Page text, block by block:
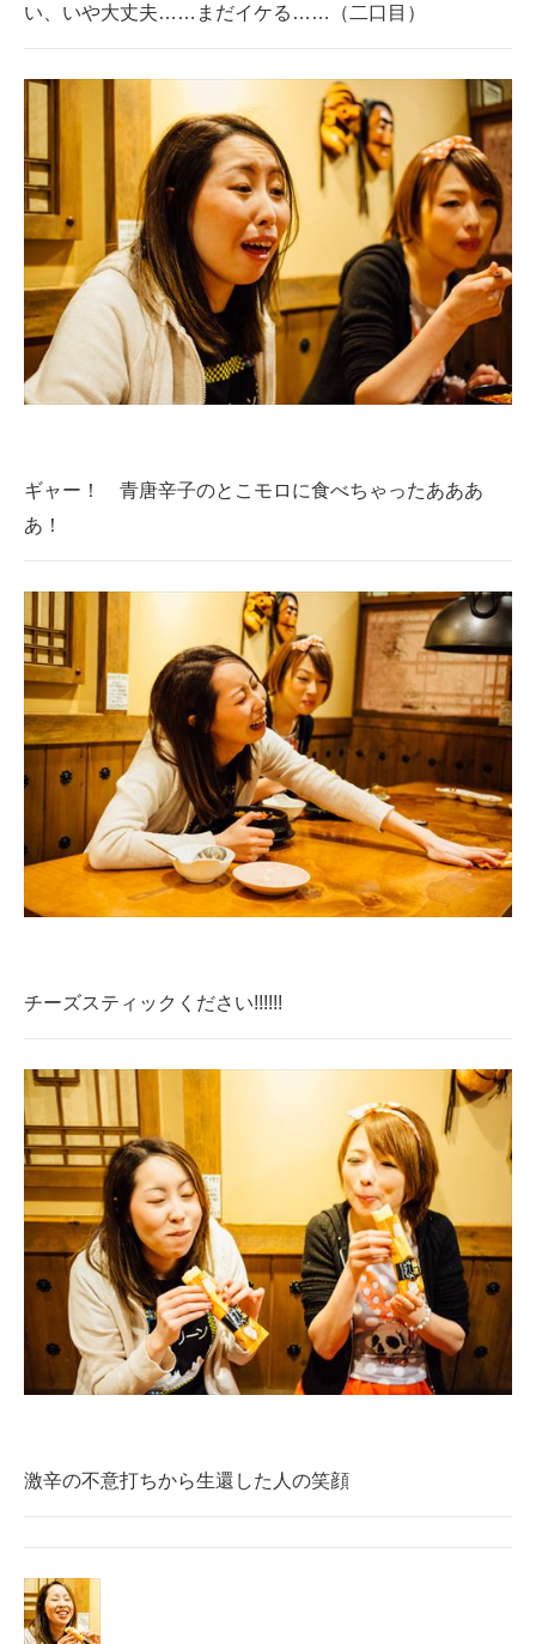
い、いや大丈夫……まだイケる……（二口目）
ギャー！ 青唐辛子のとこモロに食べちゃったあああ
あ！
チーズスティックください!!!!!!
激辛の不意打ちから生還した人の笑顔